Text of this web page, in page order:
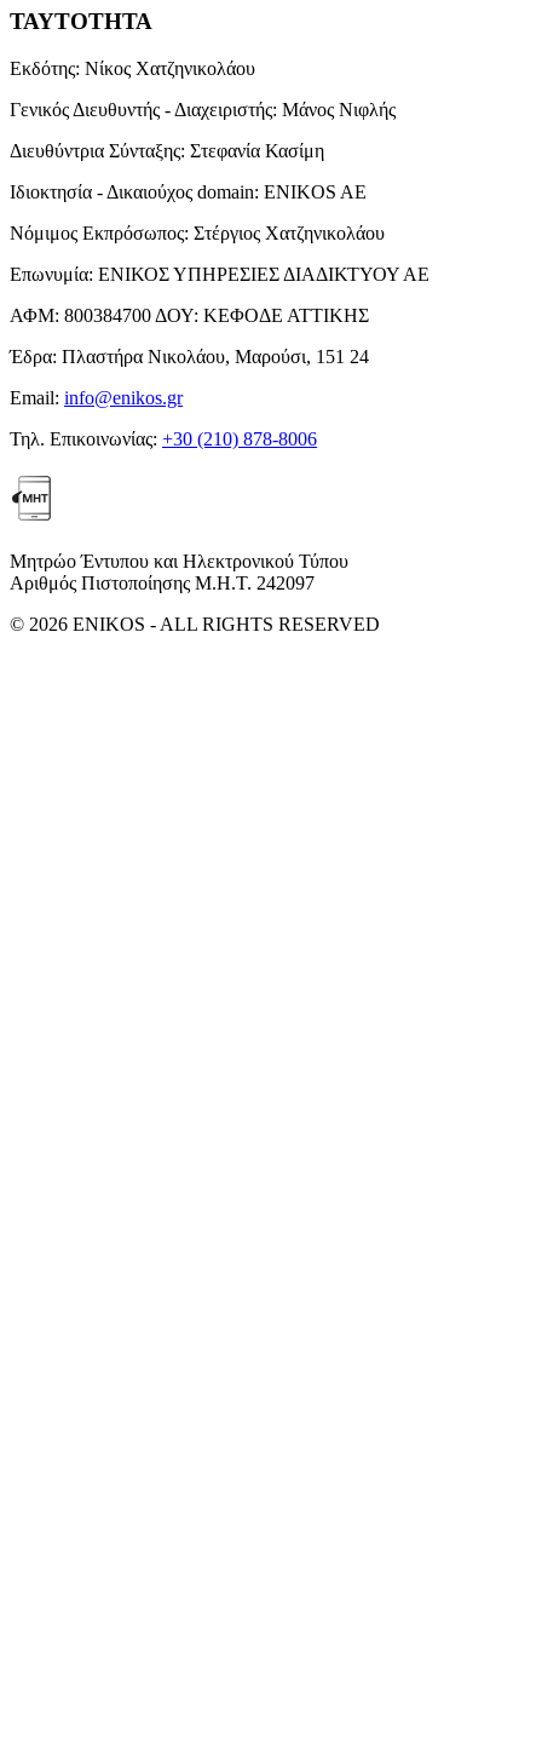
ΤΑΥΤΟΤΗΤΑ
Εκδότης: Νίκος Χατζηνικολάου
Γενικός Διευθυντής - Διαχειριστής: Μάνος Νιφλής
Διευθύντρια Σύνταξης: Στεφανία Κασίμη
Ιδιοκτησία - Δικαιούχος domain: ENIKOS AE
Νόμιμος Εκπρόσωπος: Στέργιος Χατζηνικολάου
Επωνυμία: ΕΝΙΚΟΣ ΥΠΗΡΕΣΙΕΣ ΔΙΑΔΙΚΤΥΟΥ ΑΕ
ΑΦΜ: 800384700 ΔΟΥ: ΚΕΦΟΔΕ ΑΤΤΙΚΗΣ
Έδρα: Πλαστήρα Νικολάου, Μαρούσι, 151 24
Email: info@enikos.gr
Τηλ. Επικοινωνίας: +30 (210) 878-8006
Μητρώο Έντυπου και Ηλεκτρονικού Τύπου
Αριθμός Πιστοποίησης Μ.Η.Τ. 242097
© 2026 ENIKOS - ALL RIGHTS RESERVED